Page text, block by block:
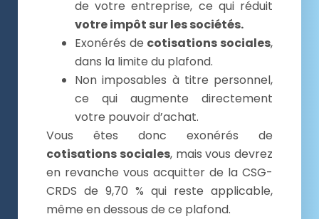
de votre entreprise, ce qui réduit
votre impôt sur les sociétés.
Exonérés de cotisations sociales,
dans la limite du plafond.
Non imposables à titre personnel,
ce qui augmente directement
votre pouvoir d’achat.
Vous êtes donc exonérés de
cotisations sociales, mais vous devrez
en revanche vous acquitter de la CSG-
CRDS de 9,70 % qui reste applicable,
même en dessous de ce plafond.